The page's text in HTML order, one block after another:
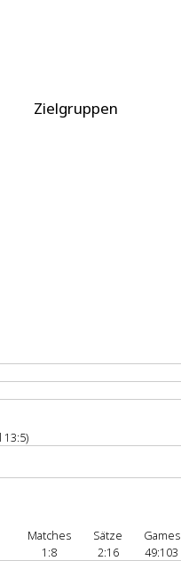
Zielgruppen
Matches Sätze Games
1:8 2:16 49:103